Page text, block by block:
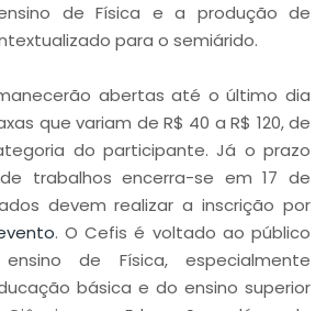
de Física e a produção de
para o semiárido.
abertas até o último dia
que variam de R$ 40 a R$ 120, de
do participante. Já o prazo
trabalhos encerra-se em 17 de
devem realizar a inscrição por
. O Cefis é voltado ao público
de Física, especialmente
básica e do ensino superior